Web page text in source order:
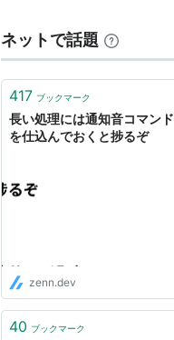
ネットで話題
417 ブックマーク
長い処理には通知音コマンド
を仕込んでおくと捗るぞ
zenn.dev
40 ブックマーク